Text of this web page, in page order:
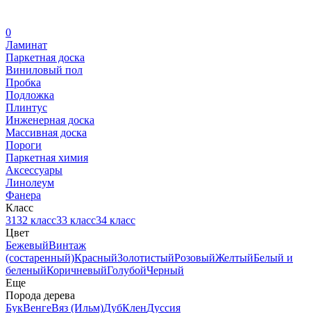
0
Ламинат
Паркетная доска
Виниловый пол
Пробка
Подложка
Плинтус
Инженерная доска
Массивная доска
Пороги
Паркетная химия
Аксессуары
Линолеум
Фанера
Класс
3132 класс33 класс34 класс
Цвет
БежевыйВинтаж
(состаренный)КрасныйЗолотистыйРозовыйЖелтыйБелый и
беленыйКоричневыйГолубойЧерный
Еще
Порода дерева
БукВенгеВяз (Ильм)ДубКленДуссия